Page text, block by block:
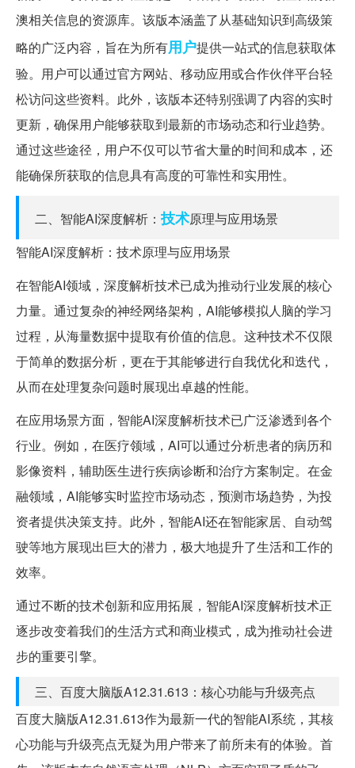
澳相关信息的资源库。该版本涵盖了从基础知识到高级策
略的广泛内容，旨在为所有用户提供一站式的信息获取体
验。用户可以通过官方网站、移动应用或合作伙伴平台轻
松访问这些资料。此外，该版本还特别强调了内容的实时
更新，确保用户能够获取到最新的市场动态和行业趋势。
通过这些途径，用户不仅可以节省大量的时间和成本，还
能确保所获取的信息具有高度的可靠性和实用性。
二、智能AI深度解析：技术原理与应用场景
智能AI深度解析：技术原理与应用场景
在智能AI领域，深度解析技术已成为推动行业发展的核心
力量。通过复杂的神经网络架构，AI能够模拟人脑的学习
过程，从海量数据中提取有价值的信息。这种技术不仅限
于简单的数据分析，更在于其能够进行自我优化和迭代，
从而在处理复杂问题时展现出卓越的性能。
在应用场景方面，智能AI深度解析技术已广泛渗透到各个
行业。例如，在医疗领域，AI可以通过分析患者的病历和
影像资料，辅助医生进行疾病诊断和治疗方案制定。在金
融领域，AI能够实时监控市场动态，预测市场趋势，为投
资者提供决策支持。此外，智能AI还在智能家居、自动驾
驶等地方展现出巨大的潜力，极大地提升了生活和工作的
效率。
通过不断的技术创新和应用拓展，智能AI深度解析技术正
逐步改变着我们的生活方式和商业模式，成为推动社会进
步的重要引擎。
三、百度大脑版A12.31.613：核心功能与升级亮点
百度大脑版A12.31.613作为最新一代的智能AI系统，其核
心功能与升级亮点无疑为用户带来了前所未有的体验。首